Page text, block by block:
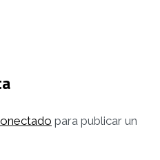
para publicar un